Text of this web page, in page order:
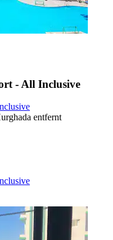
- All Inclusive
entfernt